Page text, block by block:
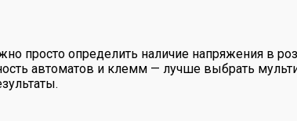
просто определить наличие напряжения в
автоматов и клемм — лучше выбрать